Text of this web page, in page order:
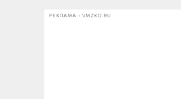
РЕКЛАМА • VMZKO.RU